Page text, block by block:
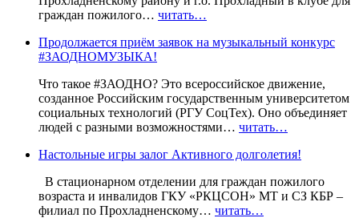
граждан пожилого… читать…
Продолжается приём заявок на музыкальный конкурс
#ЗАОДНОМУЗЫКА!
Что такое #ЗАОДНО? Это всероссийское движение,
созданное Российским государственным университетом
социальных технологий (РГУ СоцТех). Оно объединяет
людей с разными возможностями… читать…
Настольные игры залог Активного долголетия!
В стационарном отделении для граждан пожилого
возраста и инвалидов ГКУ «РКЦСОН» МТ и СЗ КБР –
филиал по Прохладненскому… читать…